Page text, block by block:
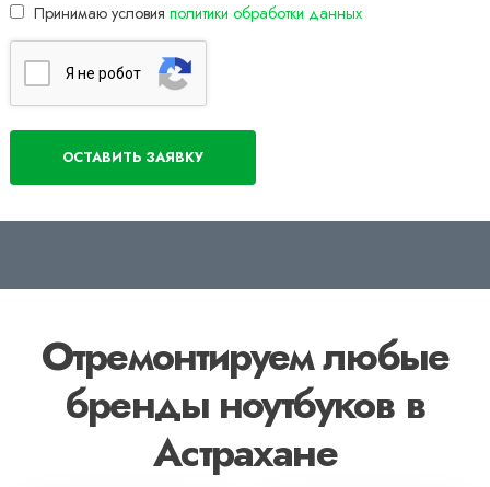
Принимаю условия политики обработки данных
Я нe poбoт
Отремонтируем любые
бренды ноутбуков в
Астрахане